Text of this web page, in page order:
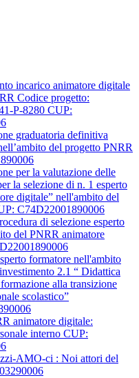
incarico animatore digitale
Codice progetto:
P-8280 CUP:
graduatoria definitiva
del progetto PNRR
per la valutazione delle
la selezione di n. 1 esperto
digitale” nell'ambito del
C74D22001890006
di selezione esperto
del PNRR animatore
formatore nell'ambito
2.1 “ Didattica
alla transizione
scolastico”
animatore digitale:
interno CUP:
AMO-ci : Noi attori del